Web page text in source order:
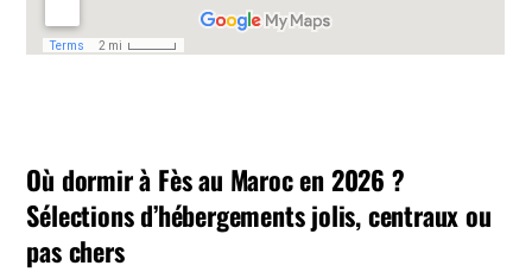
Où dormir à Fès au Maroc en 2026 ?
Sélections d’hébergements jolis, centraux ou
pas chers